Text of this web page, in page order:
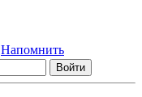
Напомнить